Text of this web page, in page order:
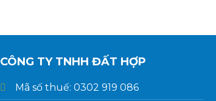
CÔNG TY TNHH ĐẤT HỢP
Mã số thuế: 0302 919 086